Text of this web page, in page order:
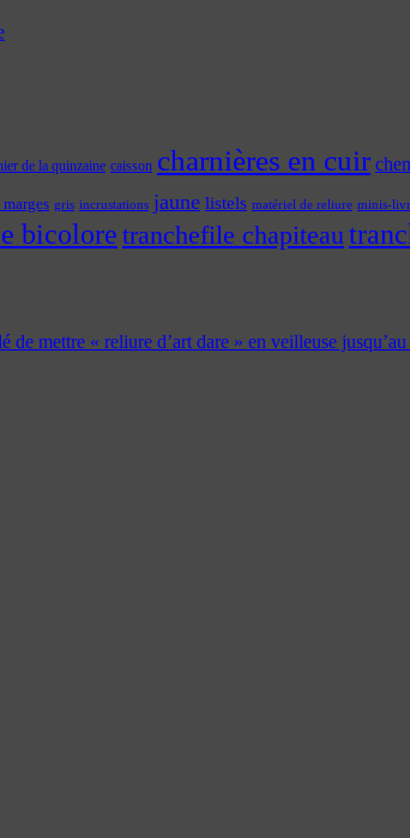
de la quinzaine caisson charnières en cuir
marges gris incrustations jaune listels matériel de reliure minis-
bicolore tranchefile chapiteau
mettre « reliure d’art dare » en veilleuse